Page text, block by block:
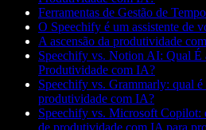
Ferramentas de Gestão de
O Speechify é um assistente de
A ascensão da produtividade
Speechify vs. Notion AI: Qual É
Produtividade com IA?
Speechify vs. Grammarly: qual
produtividade com IA?
Speechify vs. Microsoft Copilot: